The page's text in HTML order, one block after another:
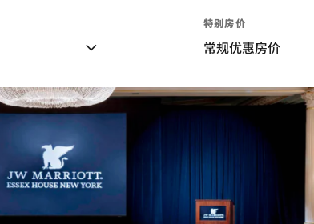
特别房价
常规优惠房价